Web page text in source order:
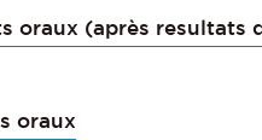
oraux (après resultats
oraux